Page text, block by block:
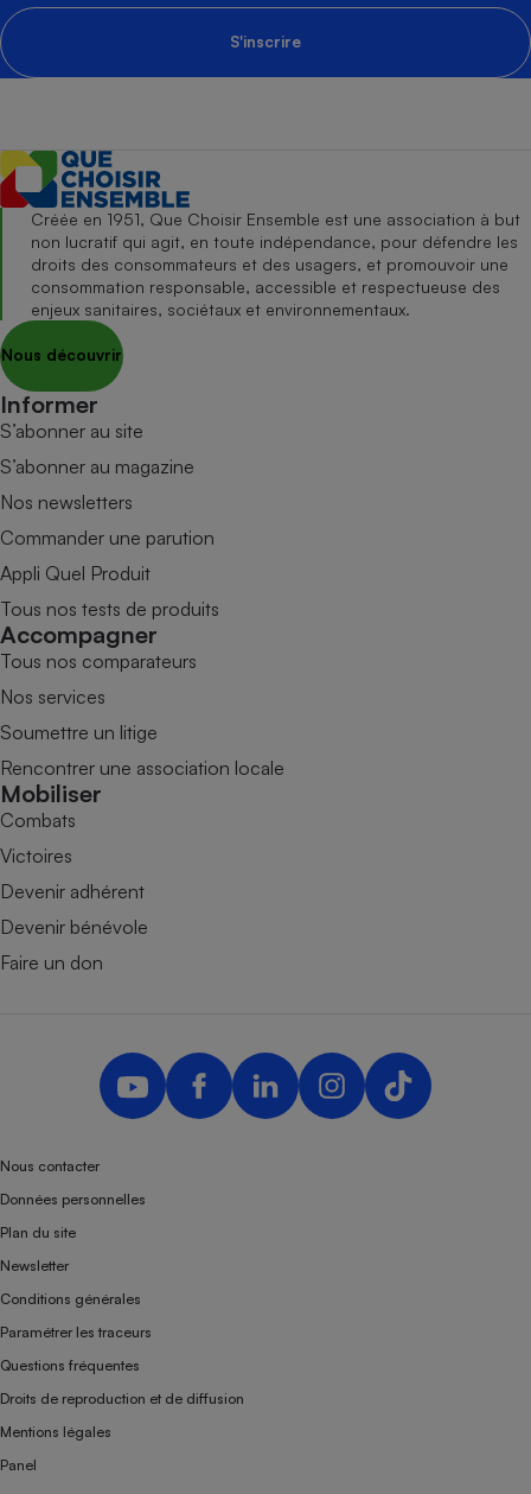
S'inscrire
Créée en 1951, Que Choisir Ensemble est une association à but
non lucratif qui agit, en toute indépendance, pour défendre les
droits des consommateurs et des usagers, et promouvoir une
consommation responsable, accessible et respectueuse des
enjeux sanitaires, sociétaux et environnementaux.
Nous découvrir
Informer
S’abonner au site
S’abonner au magazine
Nos newsletters
Commander une parution
Appli Quel Produit
Tous nos tests de produits
Accompagner
Tous nos comparateurs
Nos services
Soumettre un litige
Rencontrer une association locale
Mobiliser
Combats
Victoires
Devenir adhérent
Devenir bénévole
Faire un don
Nous contacter
Données personnelles
Plan du site
Newsletter
Conditions générales
Paramétrer les traceurs
Questions fréquentes
Droits de reproduction et de diffusion
Mentions légales
Panel